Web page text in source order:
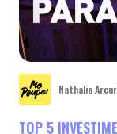
Nathalia
TOP 5